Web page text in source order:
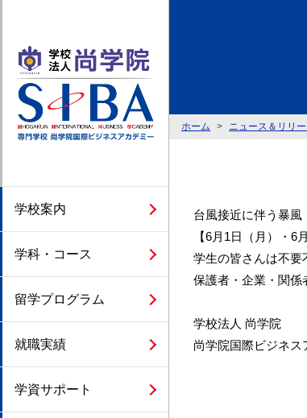
学校案内
学科・コース
留学プログラム
就職実績
学資サポート
ホーム ニュース＆リリ
台風接近に伴う暴風
【6月1日（月）・6
学生の皆さんは不要
保護者・企業・関係
学校法人 尚学院
尚学院国際ビジネス